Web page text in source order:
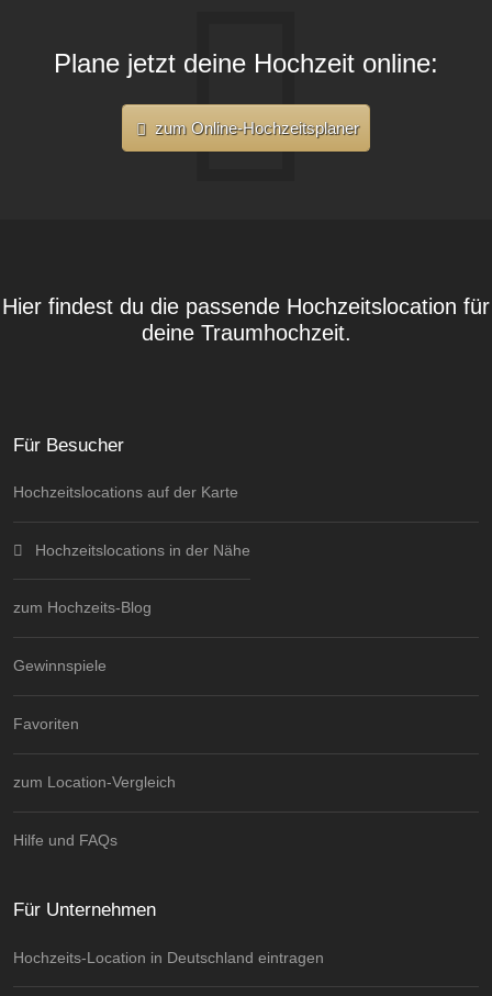
Plane jetzt deine Hochzeit online:
zum Online-Hochzeitsplaner
Hier findest du die passende Hochzeitslocation für
deine Traumhochzeit.
Für Besucher
Hochzeitslocations auf der Karte
Hochzeitslocations in der Nähe
zum Hochzeits-Blog
Gewinnspiele
Favoriten
zum Location-Vergleich
Hilfe und FAQs
Für Unternehmen
Hochzeits-Location in Deutschland eintragen